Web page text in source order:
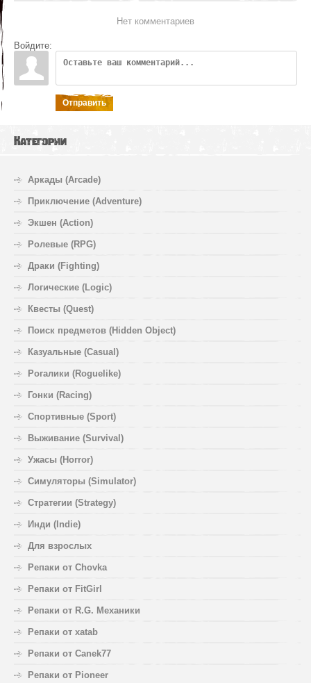
Нет комментариев
Войдите:
Отправить
Категории
Аркады (Arcade)
Приключение (Adventure)
Экшен (Action)
Ролевые (RPG)
Драки (Fighting)
Логические (Logic)
Квесты (Quest)
Поиск предметов (Hidden Object)
Казуальные (Casual)
Рогалики (Roguelike)
Гонки (Racing)
Спортивные (Sport)
Выживание (Survival)
Ужасы (Horror)
Симуляторы (Simulator)
Стратегии (Strategy)
Инди (Indie)
Для взрослых
Репаки от Chovka
Репаки от FitGirl
Репаки от R.G. Механики
Репаки от xatab
Репаки от Canek77
Репаки от Pioneer